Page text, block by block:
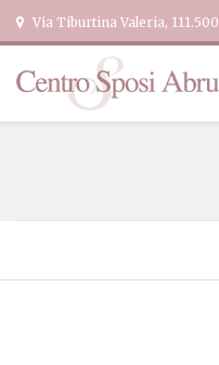
Via Tiburtina Valeria,